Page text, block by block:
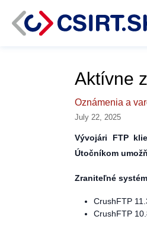
Aktívne
Oznámenia a
July 22, 2025
Vývojári FTP
Útočníkom
Zraniteľné
CrushFTP
CrushFTP